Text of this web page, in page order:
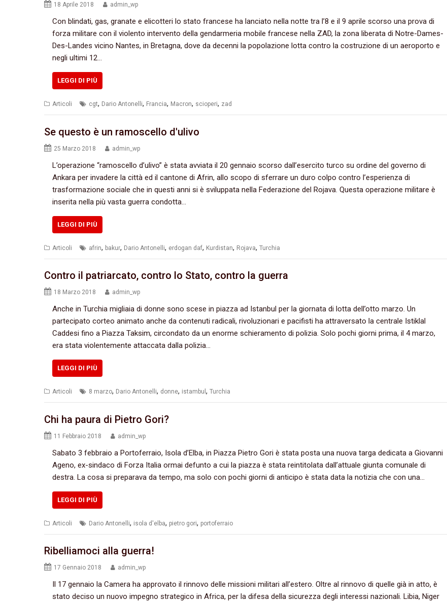
18 Aprile 2018 admin_wp
Con blindati, gas, granate e elicotteri lo stato francese ha lanciato nella notte tra l’8 e il 9 aprile scorso una prova di
forza militare con il violento intervento della gendarmeria mobile francese nella ZAD, la zona liberata di Notre-Dames-
Des-Landes vicino Nantes, in Bretagna, dove da decenni la popolazione lotta contro la costruzione di un aeroporto e
negli ultimi 12…
LEGGI DI PIÙ
Articoli cgt, Dario Antonelli, Francia, Macron, scioperi, zad
Se questo è un ramoscello d'ulivo
25 Marzo 2018 admin_wp
L’operazione “ramoscello d’ulivo” è stata avviata il 20 gennaio scorso dall’esercito turco su ordine del governo di
Ankara per invadere la città ed il cantone di Afrin, allo scopo di sferrare un duro colpo contro l’esperienza di
trasformazione sociale che in questi anni si è sviluppata nella Federazione del Rojava. Questa operazione militare è
inserita nella più vasta guerra condotta…
LEGGI DI PIÙ
Articoli afrin, bakur, Dario Antonelli, erdogan daf, Kurdistan, Rojava, Turchia
Contro il patriarcato, contro lo Stato, contro la guerra
18 Marzo 2018 admin_wp
Anche in Turchia migliaia di donne sono scese in piazza ad Istanbul per la giornata di lotta dell’otto marzo. Un
partecipato corteo animato anche da contenuti radicali, rivoluzionari e pacifisti ha attraversato la centrale Istiklal
Caddesi fino a Piazza Taksim, circondato da un enorme schieramento di polizia. Solo pochi giorni prima, il 4 marzo,
era stata violentemente attaccata dalla polizia…
LEGGI DI PIÙ
Articoli 8 marzo, Dario Antonelli, donne, istambul , Turchia
Chi ha paura di Pietro Gori?
11 Febbraio 2018 admin_wp
Sabato 3 febbraio a Portoferraio, Isola d’Elba, in Piazza Pietro Gori è stata posta una nuova targa dedicata a Giovanni
Ageno, ex-sindaco di Forza Italia ormai defunto a cui la piazza è stata reintitolata dall’attuale giunta comunale di
destra. La cosa si preparava da tempo, ma solo con pochi giorni di anticipo è stata data la notizia che con una…
LEGGI DI PIÙ
Articoli Dario Antonelli, isola d'elba, pietro gori, portoferraio
Ribelliamoci alla guerra!
17 Gennaio 2018 admin_wp
Il 17 gennaio la Camera ha approvato il rinnovo delle missioni militari all’estero. Oltre al rinnovo di quelle già in atto, è
stato deciso un nuovo impegno strategico in Africa, per la difesa della sicurezza degli interessi nazionali. Libia, Niger